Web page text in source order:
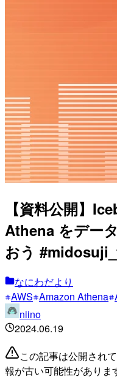
【資料公開】
Athena をデー
おう
なにわだより
AWS Amazon Athena
niino
2024.06.19
この記事は公開され
報が古い可能性がありま